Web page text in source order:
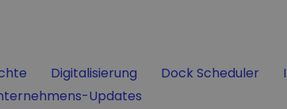
by Filter by
Digitalisierung Filter by
Dock Scheduler
by Updates